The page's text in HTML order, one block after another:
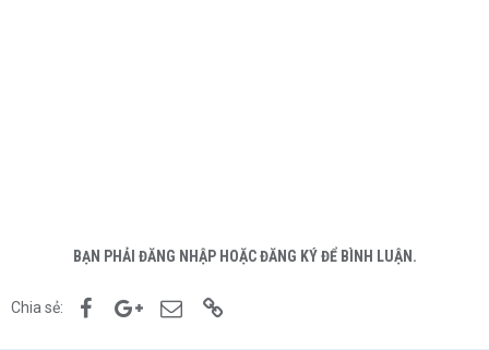
BẠN PHẢI ĐĂNG NHẬP HOẶC ĐĂNG KÝ ĐỂ BÌNH LUẬN.
Chia sẻ: FacebookGoogle+Email